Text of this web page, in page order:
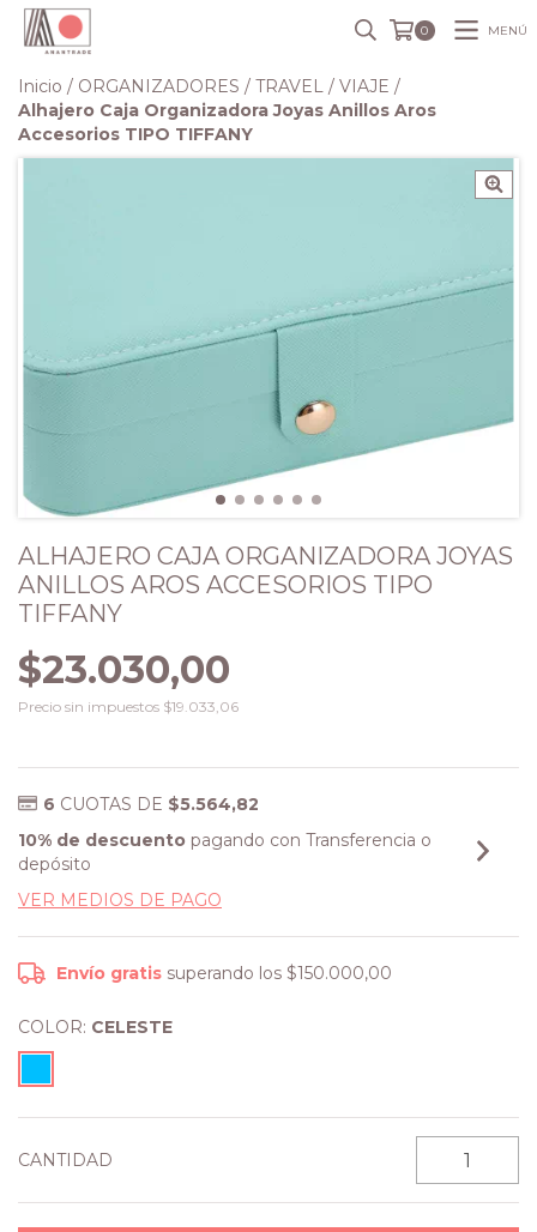
0 MENÚ
Inicio / ORGANIZADORES / TRAVEL / VIAJE /
Alhajero Caja Organizadora Joyas Anillos Aros
Accesorios TIPO TIFFANY
ALHAJERO CAJA ORGANIZADORA JOYAS
ANILLOS AROS ACCESORIOS TIPO
TIFFANY
$23.030,00
Precio sin impuestos $19.033,06
6 CUOTAS DE $5.564,82
10% de descuento pagando con Transferencia o
depósito
VER MEDIOS DE PAGO
Envío gratis superando los$150.000,00
COLOR: CELESTE
CANTIDAD